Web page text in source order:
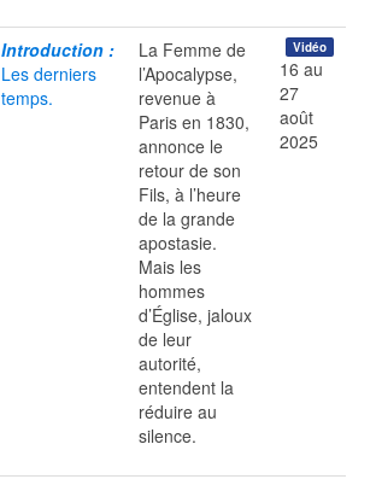
Introduction :
Les derniers
temps.
La Femme de
l’Apocalypse,
revenue à
Paris en 1830,
annonce le
retour de son
Fils, à l’heure
de la grande
apostasie.
Mais les
hommes
d’Église, jaloux
de leur
autorité,
entendent la
réduire au
silence.
Vidéo
16 au
27
août
2025